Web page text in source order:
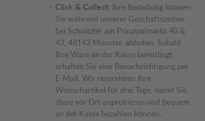
Click & Collect: Ihre Bestellung können
Sie während unserer Geschäftszeiten
bei Schnitzler am Prinzipalmarkt 40 &
43, 48143 Münster, abholen. Sobald
Ihre Ware an der Kasse bereitliegt,
erhalten Sie eine Benachrichtigung per
E-Mail. Wir reservieren Ihre
Wunschartikel für drei Tage, damit Sie
diese vor Ort anprobieren und bequem
an der Kasse bezahlen können.